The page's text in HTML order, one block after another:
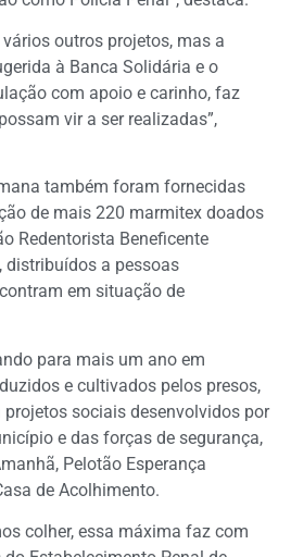
outros projetos, mas a
à Banca Solidária e o
com apoio e carinho, faz
vir a ser realizadas”,
também foram fornecidas
de mais 220 marmitex doados
Redentorista Beneficente
distribuídos a pessoas
em situação de
para mais um ano em
e cultivados pelos presos,
projetos sociais desenvolvidos por
e das forças de segurança,
Pelotão Esperança
de Acolhimento.
colher, essa máxima faz com